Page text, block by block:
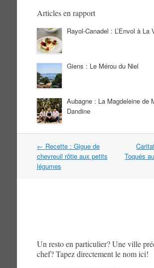
Articles en rapport
Rayol-Canadel : L’Envol à La
Giens : Le Mérou du Niel
Aubagne : La Magdeleine de
Dandine
Navigation
dans
les
← Recette : Gigue de
chevreuil rôtie aux petits
légumes
Toqués
Un resto en particulier? Une ville
chef? Tapez directement le nom ici!